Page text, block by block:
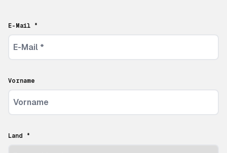
E-Mail *
Vorname
Land *